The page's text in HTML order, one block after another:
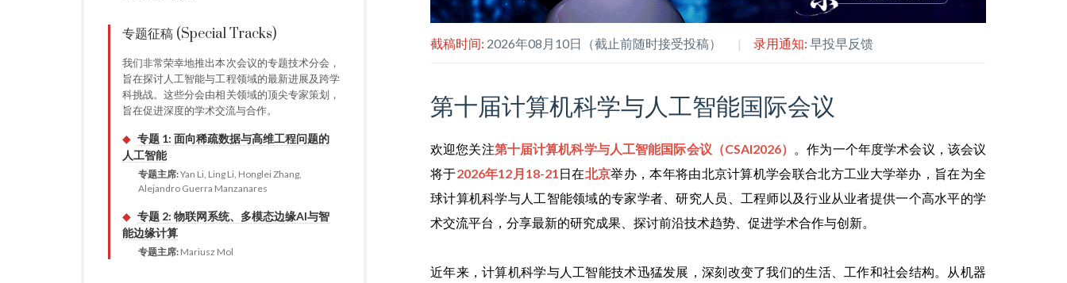
截稿时间: 2026年08月10日（截止前随时接受投稿） 录用通知: 早投早反馈
第十届计算机科学与人工智能国际会议
欢迎您关注第十届计算机科学与人工智能国际会议（CSAI2026） 。作为一个年度学术会议，该会议
将于2026年12月18-21日在北京举办，本年将由北京计算机学会联合北方工业大学举办，旨在为全
球计算机科学与人工智能领域的专家学者、研究人员、工程师以及行业从业者提供一个高水平的学
术交流平台，分享最新的研究成果、探讨前沿技术趋势、促进学术合作与创新。
近年来，计算机科学与人工智能技术迅猛发展，深刻改变了我们的生活、工作和社会结构。从机器
专题征稿 (Special Tracks)
我们非常荣幸地推出本次会议的专题技术分会，
旨在探讨人工智能与工程领域的最新进展及跨学
科挑战。这些分会由相关领域的顶尖专家策划，
旨在促进深度的学术交流与合作。
◆ 专题 1: 面向稀疏数据与高维工程问题的
人工智能
专题主席:Yan Li, Ling Li, Honglei Zhang,
Alejandro Guerra Manzanares
◆ 专题 2: 物联网系统、多模态边缘AI与智
能边缘计算
专题主席: Mariusz Mol